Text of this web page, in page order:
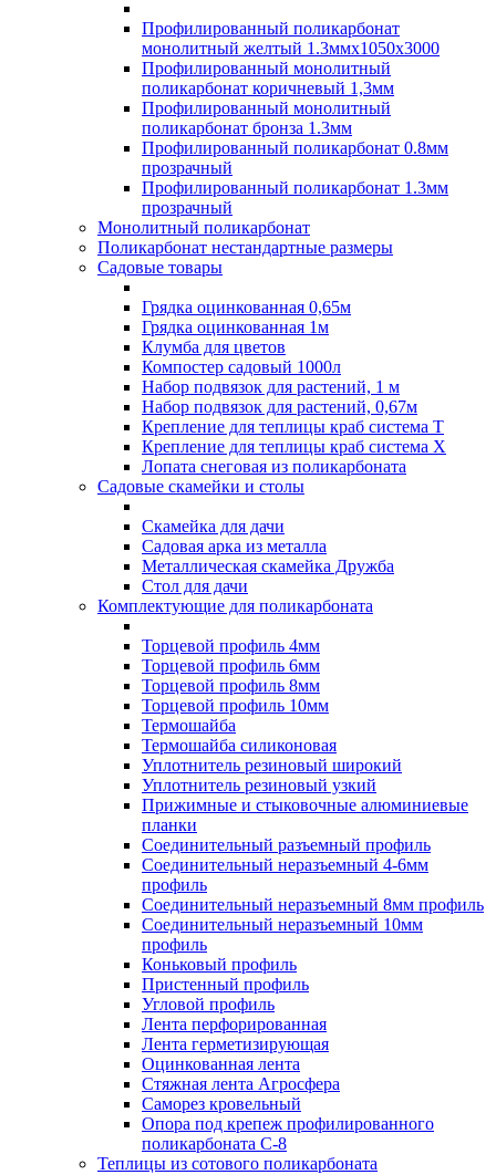
Профилированный поликарбонат
монолитный желтый 1.3ммх1050х3000
Профилированный монолитный
поликарбонат коричневый 1,3мм
Профилированный монолитный
поликарбонат бронза 1.3мм
Профилированный поликарбонат 0.8мм
прозрачный
Профилированный поликарбонат 1.3мм
прозрачный
Монолитный поликарбонат
Поликарбонат нестандартные размеры
Садовые товары
Грядка оцинкованная 0,65м
Грядка оцинкованная 1м
Клумба для цветов
Компостер садовый 1000л
Набор подвязок для растений, 1 м
Набор подвязок для растений, 0,67м
Крепление для теплицы краб система Т
Крепление для теплицы краб система Х
Лопата снеговая из поликарбоната
Садовые скамейки и столы
Скамейка для дачи
Садовая арка из металла
Металлическая скамейка Дружба
Стол для дачи
Комплектующие для поликарбоната
Торцевой профиль 4мм
Торцевой профиль 6мм
Торцевой профиль 8мм
Торцевой профиль 10мм
Термошайба
Термошайба силиконовая
Уплотнитель резиновый широкий
Уплотнитель резиновый узкий
Прижимные и стыковочные алюминиевые
планки
Соединительный разъемный профиль
Соединительный неразъемный 4-6мм
профиль
Соединительный неразъемный 8мм профиль
Соединительный неразъемный 10мм
профиль
Коньковый профиль
Пристенный профиль
Угловой профиль
Лента перфорированная
Лента герметизирующая
Оцинкованная лента
Стяжная лента Агросфера
Саморез кровельный
Опора под крепеж профилированного
поликарбоната С-8
Теплицы из сотового поликарбоната